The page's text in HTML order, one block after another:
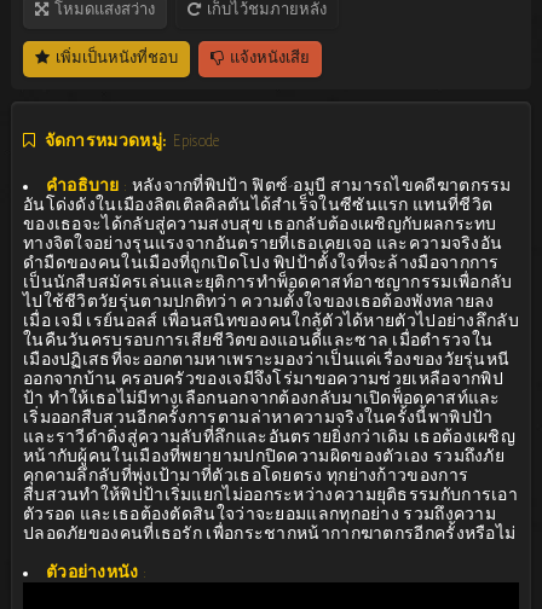
โหมดแสงสว่าง เก็บไว้ชมภายหลัง
เพิ่มเป็นหนังที่ชอบ แจ้งหนังเสีย
จัดการหมวดหมู่: Episode
คำอธิบาย : หลังจากที่พิปป้า ฟิตซ์-อมูบี สามารถไขคดีฆาตกรรม
อันโด่งดังในเมืองลิตเติลคิลตันได้สำเร็จในซีซันแรก แทนที่ชีวิต
ของเธอจะได้กลับสู่ความสงบสุข เธอกลับต้องเผชิญกับผลกระทบ
ทางจิตใจอย่างรุนแรงจากอันตรายที่เธอเคยเจอ และความจริงอัน
ดำมืดของคนในเมืองที่ถูกเปิดโปง พิปป้าตั้งใจที่จะล้างมือจากการ
เป็นนักสืบสมัครเล่นและยุติการทำพ็อดคาสท์อาชญากรรมเพื่อกลับ
ไปใช้ชีวิตวัยรุ่นตามปกติทว่า ความตั้งใจของเธอต้องพังทลายลง
เมื่อ เจมี เรย์นอลส์ เพื่อนสนิทของคนใกล้ตัวได้หายตัวไปอย่างลึกลับ
ในคืนวันครบรอบการเสียชีวิตของแอนดี้และซาล เมื่อตำรวจใน
เมืองปฏิเสธที่จะออกตามหาเพราะมองว่าเป็นแค่เรื่องของวัยรุ่นหนี
ออกจากบ้าน ครอบครัวของเจมีจึงโร่มาขอความช่วยเหลือจากพิป
ป้า ทำให้เธอไม่มีทางเลือกนอกจากต้องกลับมาเปิดพ็อดคาสท์และ
เริ่มออกสืบสวนอีกครั้งการตามล่าหาความจริงในครั้งนี้พาพิปป้า
และราวีดำดิ่งสู่ความลับที่ลึกและอันตรายยิ่งกว่าเดิม เธอต้องเผชิญ
หน้ากับผู้คนในเมืองที่พยายามปกปิดความผิดของตัวเอง รวมถึงภัย
คุกคามลึกลับที่พุ่งเป้ามาที่ตัวเธอโดยตรง ทุกย่างก้าวของการ
สืบสวนทำให้พิปป้าเริ่มแยกไม่ออกระหว่างความยุติธรรมกับการเอา
ตัวรอด และเธอต้องตัดสินใจว่าจะยอมแลกทุกอย่าง รวมถึงความ
ปลอดภัยของคนที่เธอรัก เพื่อกระชากหน้ากากฆาตกรอีกครั้งหรือไม่
ตัวอย่างหนัง :